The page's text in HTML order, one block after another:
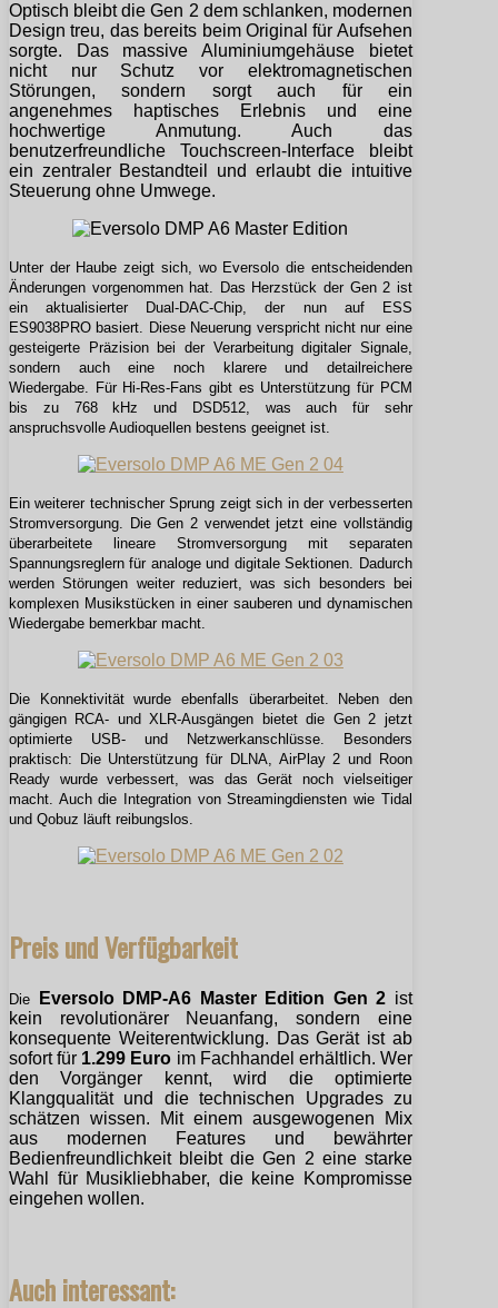
Optisch bleibt die Gen 2 dem schlanken, modernen
Design treu, das bereits beim Original für Aufsehen
sorgte. Das massive Aluminiumgehäuse bietet
nicht nur Schutz vor elektromagnetischen
Störungen, sondern sorgt auch für ein
angenehmes haptisches Erlebnis und eine
hochwertige Anmutung. Auch das
benutzerfreundliche Touchscreen-Interface bleibt
ein zentraler Bestandteil und erlaubt die intuitive
Steuerung ohne Umwege.
Unter der Haube zeigt sich, wo Eversolo die entscheidenden
Änderungen vorgenommen hat. Das Herzstück der Gen 2 ist
ein aktualisierter Dual-DAC-Chip, der nun auf ESS
ES9038PRO basiert. Diese Neuerung verspricht nicht nur eine
gesteigerte Präzision bei der Verarbeitung digitaler Signale,
sondern auch eine noch klarere und detailreichere
Wiedergabe. Für Hi-Res-Fans gibt es Unterstützung für PCM
bis zu 768 kHz und DSD512, was auch für sehr
anspruchsvolle Audioquellen bestens geeignet ist.
Ein weiterer technischer Sprung zeigt sich in der verbesserten
Stromversorgung. Die Gen 2 verwendet jetzt eine vollständig
überarbeitete lineare Stromversorgung mit separaten
Spannungsreglern für analoge und digitale Sektionen. Dadurch
werden Störungen weiter reduziert, was sich besonders bei
komplexen Musikstücken in einer sauberen und dynamischen
Wiedergabe bemerkbar macht.
Die Konnektivität wurde ebenfalls überarbeitet. Neben den
gängigen RCA- und XLR-Ausgängen bietet die Gen 2 jetzt
optimierte USB- und Netzwerkanschlüsse. Besonders
praktisch: Die Unterstützung für DLNA, AirPlay 2 und Roon
Ready wurde verbessert, was das Gerät noch vielseitiger
macht. Auch die Integration von Streamingdiensten wie Tidal
und Qobuz läuft reibungslos.
Preis und Verfügbarkeit
Die Eversolo DMP-A6 Master Edition Gen 2 ist
kein revolutionärer Neuanfang, sondern eine
konsequente Weiterentwicklung. Das Gerät ist ab
sofort für 1.299 Euro im Fachhandel erhältlich. Wer
den Vorgänger kennt, wird die optimierte
Klangqualität und die technischen Upgrades zu
schätzen wissen. Mit einem ausgewogenen Mix
aus modernen Features und bewährter
Bedienfreundlichkeit bleibt die Gen 2 eine starke
Wahl für Musikliebhaber, die keine Kompromisse
eingehen wollen.
Auch interessant: